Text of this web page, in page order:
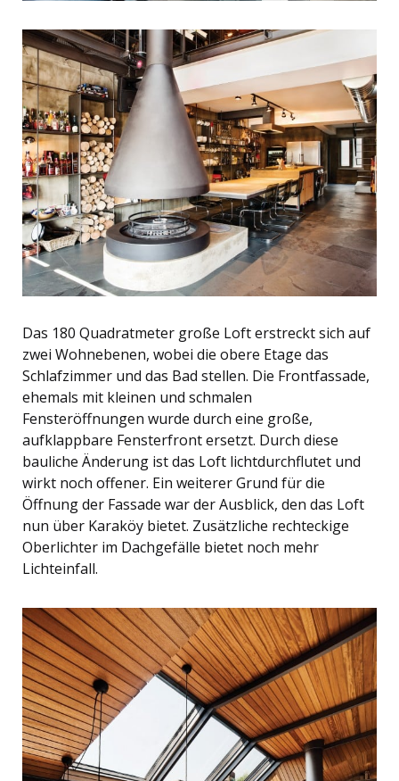
Das 180 Quadratmeter große Loft erstreckt sich auf
zwei Wohnebenen, wobei die obere Etage das
Schlafzimmer und das Bad stellen. Die Frontfassade,
ehemals mit kleinen und schmalen
Fensteröffnungen wurde durch eine große,
aufklappbare Fensterfront ersetzt. Durch diese
bauliche Änderung ist das Loft lichtdurchflutet und
wirkt noch offener. Ein weiterer Grund für die
Öffnung der Fassade war der Ausblick, den das Loft
nun über Karaköy bietet. Zusätzliche rechteckige
Oberlichter im Dachgefälle bietet noch mehr
Lichteinfall.